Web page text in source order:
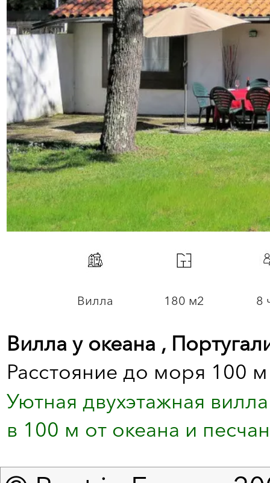
Вилла 180 м2 8
Вилла у океана ,
Расстояние до моря 100 м
Уютная двухэтажная
в 100 м от океана и